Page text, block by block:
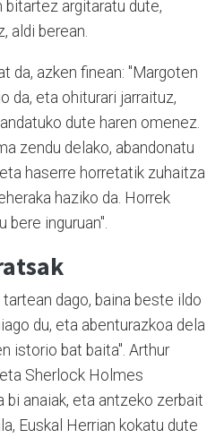
bitartez argitaratu dute,
aldi berean.
da, azken finean: "Margoten
da, eta ohiturari jarraituz,
dute haren omenez.
zendu delako, abandonatu
haserre horretatik zuhaitza
haziko da. Horrek
bere inguruan".
dago, baina beste ildo
du, eta abenturazkoa dela
istorio bat baita". Arthur
Sherlock Holmes
bi anaiak, eta antzeko zerbait
Euskal Herrian kokatu dute